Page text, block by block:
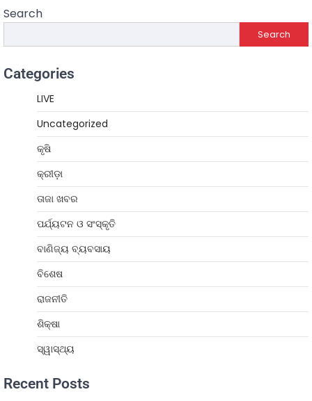
Search
Search
Categories
LIVE
Uncategorized
କୃଷି
କ୍ରୀଡ଼ା
ତାଜା ଖବର
ପର୍ଯ୍ୟଟନ ଓ ସଂସ୍କୃତି
ବାଣିଜ୍ୟ ବ୍ୟବସାୟ
ବିଶେଷ
ରାଜନୀତି
ଶିକ୍ଷା
ସ୍ୱାସ୍ଥ୍ୟ
Recent Posts